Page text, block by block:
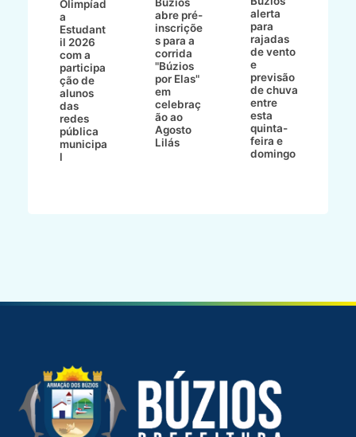
Olimpíad
a
Estudant
il 2026
com a
participa
ção de
alunos
das
redes
pública
municipa
l
abre pré-
inscriçõe
s para a
corrida
"Búzios
por Elas"
em
celebraç
ão ao
Agosto
Lilás
alerta
para
rajadas
de vento
e
previsão
de chuva
entre
esta
quinta-
feira e
domingo